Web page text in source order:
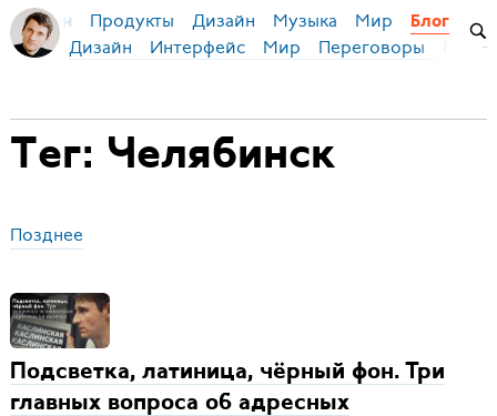
Бирман Продукты Дизайн Музыка Мир Блог
Дизайн Интерфейс Мир Переговоры
Тег: Челябинск
Позднее
Подсветка, латиница, чёрный фон. Три
главных вопроса об адресных